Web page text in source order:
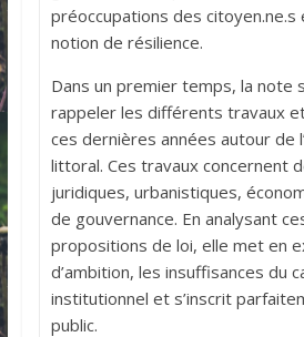
préoccupations des citoyen.ne.s
notion de résilience.
Dans un premier temps, la note
rappeler les différents travaux
ces dernières années autour de
littoral. Ces travaux concernent
juridiques, urbanistiques,
de gouvernance. En analysant
propositions de loi, elle met en
d’ambition, les insuffisances du
institutionnel et s’inscrit
public.